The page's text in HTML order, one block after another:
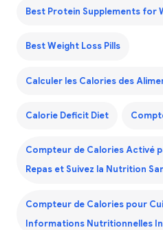
Best Protein Supplements for
Best Weight Loss Pills
Calculer les Calories des
Calorie Deficit Diet
Compteur de Calories Activé
Repas et Suivez la Nutrition
Compteur de Calories pour
Informations Nutritionnelles